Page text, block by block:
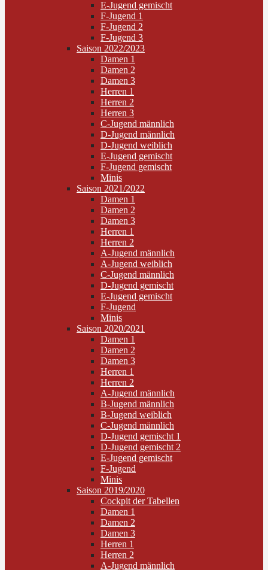
E-Jugend gemischt
F-Jugend 1
F-Jugend 2
F-Jugend 3
Saison 2022/2023
Damen 1
Damen 2
Damen 3
Herren 1
Herren 2
Herren 3
C-Jugend männlich
D-Jugend männlich
D-Jugend weiblich
E-Jugend gemischt
F-Jugend gemischt
Minis
Saison 2021/2022
Damen 1
Damen 2
Damen 3
Herren 1
Herren 2
A-Jugend männlich
A-Jugend weiblich
C-Jugend männlich
D-Jugend gemischt
E-Jugend gemischt
F-Jugend
Minis
Saison 2020/2021
Damen 1
Damen 2
Damen 3
Herren 1
Herren 2
A-Jugend männlich
B-Jugend männlich
B-Jugend weiblich
C-Jugend männlich
D-Jugend gemischt 1
D-Jugend gemischt 2
E-Jugend gemischt
F-Jugend
Minis
Saison 2019/2020
Cockpit der Tabellen
Damen 1
Damen 2
Damen 3
Herren 1
Herren 2
A-Jugend männlich